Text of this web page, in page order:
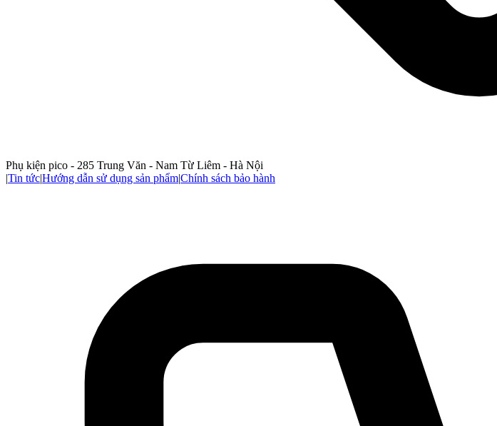
Phụ kiện pico - 285 Trung Văn - Nam Từ Liêm - Hà Nội
|Tin tức|Hướng dẫn sử dụng sản phẩm|Chính sách bảo hành